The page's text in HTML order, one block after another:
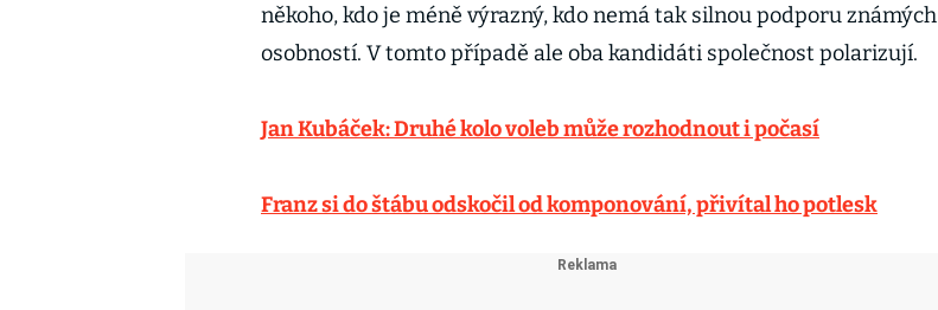
někoho, kdo je méně výrazný, kdo nemá tak silnou podporu známých
osobností. V tomto případě ale oba kandidáti společnost polarizují.
Jan Kubáček: Druhé kolo voleb může rozhodnout i počasí
Franz si do štábu odskočil od komponování, přivítal ho potlesk